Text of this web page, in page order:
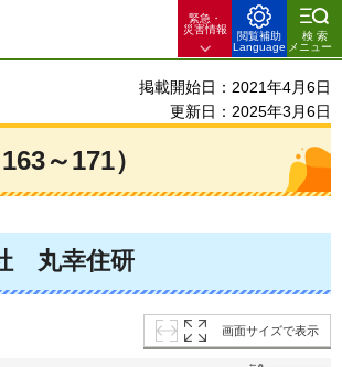
緊急・
災害情報
閲覧補助
Language
検索
メニュー
掲載開始日：2021年4月6日
更新日：2025年3月6日
～171）
丸幸住研
画面サイズで表示